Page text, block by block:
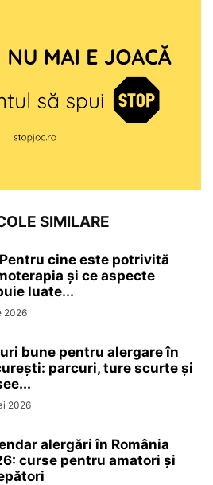
SIMILARE
cine este potrivită
și ce aspecte
luate...
2026
bune pentru alergare în
parcuri, ture scurte și
2026
alergări în România
curse pentru amatori și